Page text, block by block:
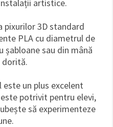
artistice.
pixurilor 3D standard
PLA cu diametrul de
sau din mână
dorită.
este un plus excelent
potrivit pentru elevi,
să experimenteze